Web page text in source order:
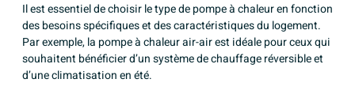
Il est essentiel de choisir le type de pompe à chaleur en fonction
des besoins spécifiques et des caractéristiques du logement.
Par exemple, la pompe à chaleur air-air est idéale pour ceux qui
souhaitent bénéficier d’un système de chauffage réversible et
d’une climatisation en été.